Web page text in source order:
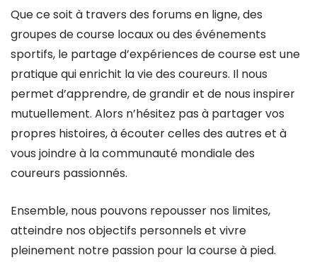
Que ce soit à travers des forums en ligne, des
groupes de course locaux ou des événements
sportifs, le partage d’expériences de course est une
pratique qui enrichit la vie des coureurs. Il nous
permet d’apprendre, de grandir et de nous inspirer
mutuellement. Alors n’hésitez pas à partager vos
propres histoires, à écouter celles des autres et à
vous joindre à la communauté mondiale des
coureurs passionnés.
Ensemble, nous pouvons repousser nos limites,
atteindre nos objectifs personnels et vivre
pleinement notre passion pour la course à pied.